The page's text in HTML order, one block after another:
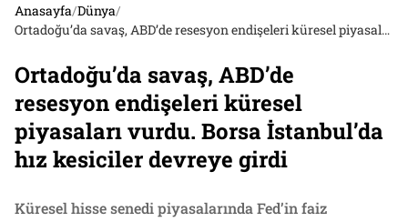
Anasayfa/Dünya/
Ortadoğu’da savaş, ABD’de resesyon endişeleri küresel piyasaları vurdu. Borsa İstanbul’da hız kesiciler devreye girdi
Ortadoğu’da savaş, ABD’de
resesyon endişeleri küresel
piyasaları vurdu. Borsa İstanbul’da
hız kesiciler devreye girdi
Küresel hisse senedi piyasalarında Fed’in faiz